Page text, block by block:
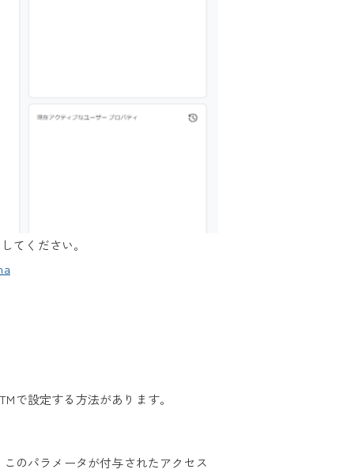
てください。
で設定する方法があります。
のパラメータが付与されたアクセス